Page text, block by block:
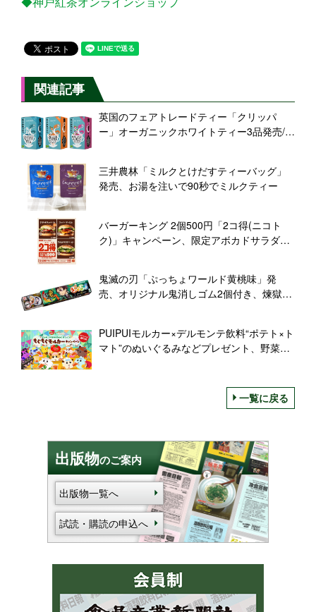
関連記事
英国のフェアトレードティー「クリッパ
ー」オーガニックホワイトティー3品発売/鈴
三井農林「ミルクとけだすティーバッグ」
発売、お湯を注いで90秒でミルクティー
バーガーキング 2個500円「2コ得(ニコト
ク)」キャンペーン、限定アボカドサラダバ
鬼滅の刃「ぷっちょワールド黄桃味」発
売、オリジナル鬼消しゴム2個付き、煉獄杏
PUIPUIモルカー×デルモンテ飲料“ポテト×ト
マト”のぬいぐるみなどプレゼント、野菜飲
一覧に戻る
出版物のご案内
出版物一覧へ
試読・購読の申込へ